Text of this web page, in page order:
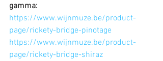
gamma:
https://www.wijnmuze.be/product-
page/rickety-bridge-pinotage
https://www.wijnmuze.be/product-
page/rickety-bridge-shiraz